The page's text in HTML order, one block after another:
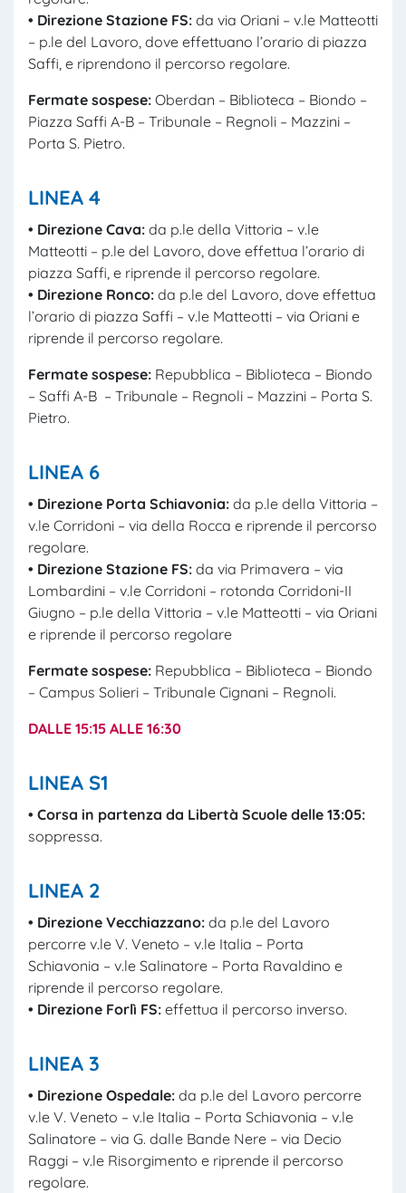
• Direzione Stazione FS: da via Oriani – v.le Matteotti
– p.le del Lavoro, dove effettuano l’orario di piazza
Saffi, e riprendono il percorso regolare.
Fermate sospese: Oberdan – Biblioteca – Biondo –
Piazza Saffi A-B – Tribunale – Regnoli – Mazzini –
Porta S. Pietro.
LINEA 4
• Direzione Cava: da p.le della Vittoria – v.le
Matteotti – p.le del Lavoro, dove effettua l’orario di
piazza Saffi, e riprende il percorso regolare.
• Direzione Ronco: da p.le del Lavoro, dove effettua
l’orario di piazza Saffi – v.le Matteotti – via Oriani e
riprende il percorso regolare.
Fermate sospese: Repubblica – Biblioteca – Biondo
– Saffi A-B – Tribunale – Regnoli – Mazzini – Porta S.
Pietro.
LINEA 6
• Direzione Porta Schiavonia: da p.le della Vittoria –
v.le Corridoni – via della Rocca e riprende il percorso
regolare.
• Direzione Stazione FS: da via Primavera – via
Lombardini – v.le Corridoni – rotonda Corridoni-II
Giugno – p.le della Vittoria – v.le Matteotti – via Oriani
e riprende il percorso regolare
Fermate sospese: Repubblica – Biblioteca – Biondo
– Campus Solieri – Tribunale Cignani – Regnoli.
DALLE 15:15 ALLE 16:30
LINEA S1
• Corsa in partenza da Libertà Scuole delle 13:05:
soppressa.
LINEA 2
• Direzione Vecchiazzano: da p.le del Lavoro
percorre v.le V. Veneto – v.le Italia – Porta
Schiavonia – v.le Salinatore – Porta Ravaldino e
riprende il percorso regolare.
• Direzione Forlì FS: effettua il percorso inverso.
LINEA 3
• Direzione Ospedale: da p.le del Lavoro percorre
v.le V. Veneto – v.le Italia – Porta Schiavonia – v.le
Salinatore – via G. dalle Bande Nere – via Decio
Raggi – v.le Risorgimento e riprende il percorso
regolare.